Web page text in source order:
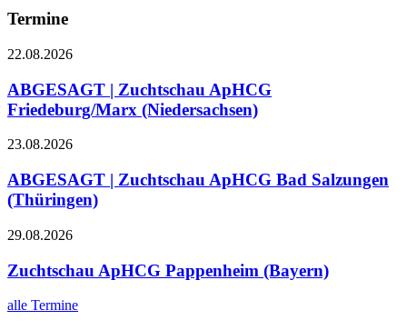
Termine
22.08.2026
ABGESAGT | Zuchtschau ApHCG
Friedeburg/Marx (Niedersachsen)
23.08.2026
ABGESAGT | Zuchtschau ApHCG Bad Salzungen
(Thüringen)
29.08.2026
Zuchtschau ApHCG Pappenheim (Bayern)
alle Termine